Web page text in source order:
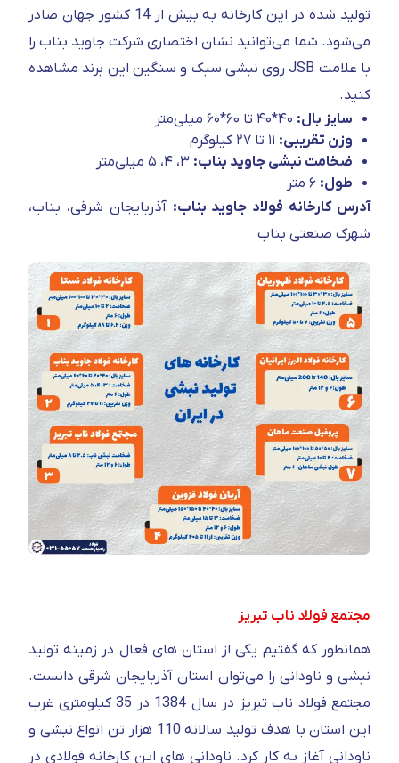
تولید شده در این کارخانه به بیش از 14 کشور جهان صادر
می‌شود. شما می‌توانید نشان اختصاری شرکت جاوید بناب را
با علامت JSB روی نبشی سبک و سنگین این برند مشاهده
کنید.
سایز بال:
وزن تقریبی:
ضخامت نبشی جاوید بناب:
طول:
آدرس کارخانه فولاد جاوید بناب: آذربایجان شرقی، بناب،
شهرک صنعتی بناب
مجتمع فولاد ناب تبریز
همانطور که گفتیم یکی از استان های فعال در زمینه تولید
نبشی و ناودانی را می‌توان استان آذربایجان شرقی دانست.
مجتمع فولاد ناب تبریز در سال 1384 در 35 کیلومتری غرب
این استان با هدف تولید سالانه 110 هزار تن انواع نبشی و
ناودانی آغاز به کار کرد. ناودانی های این کارخانه فولادی در